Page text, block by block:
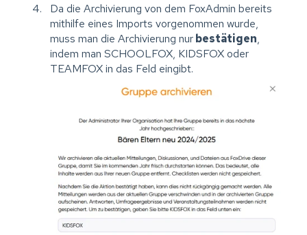
Da die Archivierung von dem FoxAdmin bereits
mithilfe eines Imports vorgenommen wurde,
muss man die Archivierung nurbestätigen,
indem man SCHOOLFOX, KIDSFOX oder
TEAMFOX in das Feld eingibt.